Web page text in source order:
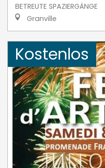
BETREUTE SPAZIERGÄNGE
Granville
Kostenlos